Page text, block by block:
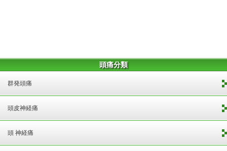
頭痛分類
群発頭痛
頭皮神経痛
頭 神経痛